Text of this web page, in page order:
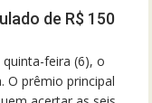
de R$ 150
quinta-feira (6), o
O prêmio principal